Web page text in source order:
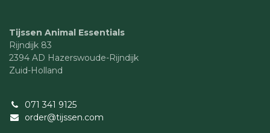
Tijssen Animal Essentials
Rijndijk 83
2394 AD Hazerswoude-Rijndijk
Zuid-Holland
071 341 9125
order@tijssen.com